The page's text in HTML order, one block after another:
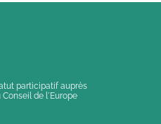
participatif auprès
Conseil de l´Europe